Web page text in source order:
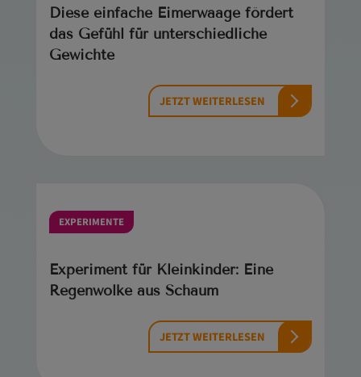
Diese einfache Eimerwaage fördert
das Gefühl für unterschiedliche
Gewichte
JETZT WEITERLESEN
EXPERIMENTE
Experiment für Kleinkinder: Eine
Regenwolke aus Schaum
JETZT WEITERLESEN